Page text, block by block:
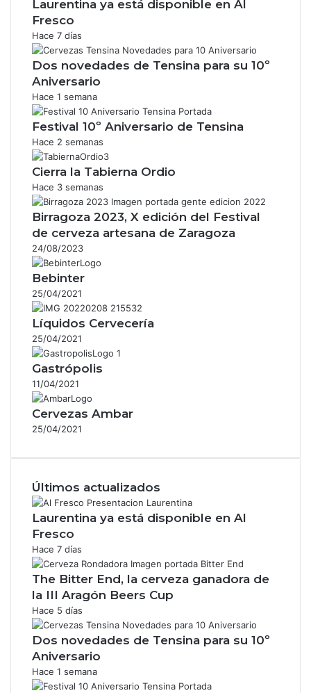
Laurentina ya está disponible en Al
Fresco
Hace 7 días
Dos novedades de Tensina para su 10º
Aniversario
Hace 1 semana
Festival 10º Aniversario de Tensina
Hace 2 semanas
Cierra la Tabierna Ordio
Hace 3 semanas
Birragoza 2023, X edición del Festival
de cerveza artesana de Zaragoza
24/08/2023
Bebinter
25/04/2021
Líquidos Cervecería
25/04/2021
Gastrópolis
11/04/2021
Cervezas Ambar
25/04/2021
Últimos actualizados
Laurentina ya está disponible en Al
Fresco
Hace 7 días
The Bitter End, la cerveza ganadora de
la III Aragón Beers Cup
Hace 5 días
Dos novedades de Tensina para su 10º
Aniversario
Hace 1 semana